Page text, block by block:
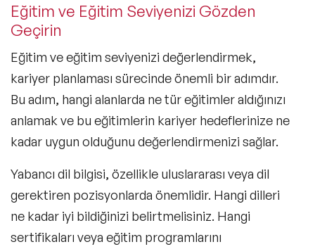
Eğitim ve Eğitim Seviyenizi Gözden
Geçirin
Eğitim ve eğitim seviyenizi değerlendirmek,
kariyer planlaması sürecinde önemli bir adımdır.
Bu adım, hangi alanlarda ne tür eğitimler aldığınızı
anlamak ve bu eğitimlerin kariyer hedeflerinize ne
kadar uygun olduğunu değerlendirmenizi sağlar.
Yabancı dil bilgisi, özellikle uluslararası veya dil
gerektiren pozisyonlarda önemlidir. Hangi dilleri
ne kadar iyi bildiğinizi belirtmelisiniz. Hangi
sertifikaları veya eğitim programlarını